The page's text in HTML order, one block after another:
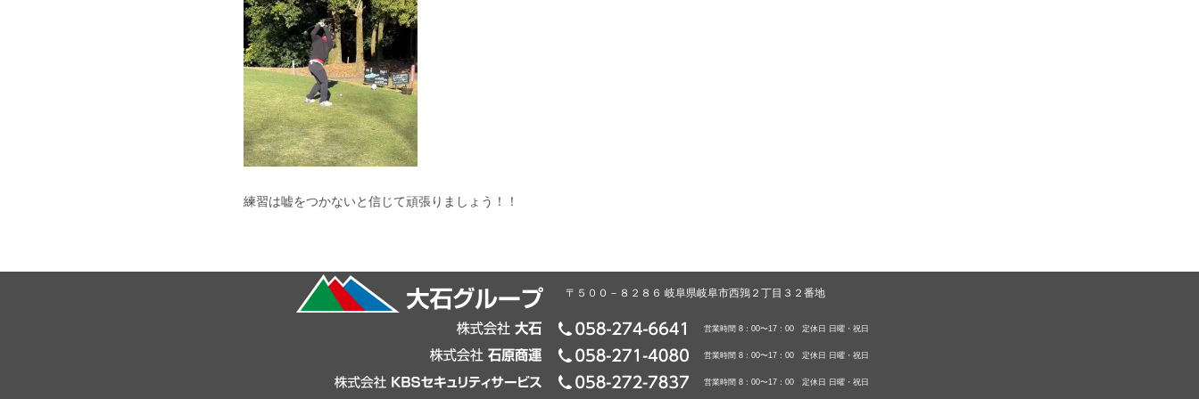
練習は嘘をつかないと信じて頑張りましょう！！
〒５００－８２８６ 岐阜県岐阜市西鶉２丁目３２番地
営業時間 8：00〜17：00 定休日 日曜・祝日
営業時間 8：00〜17：00 定休日 日曜・祝日
営業時間 8：00〜17：00 定休日 日曜・祝日